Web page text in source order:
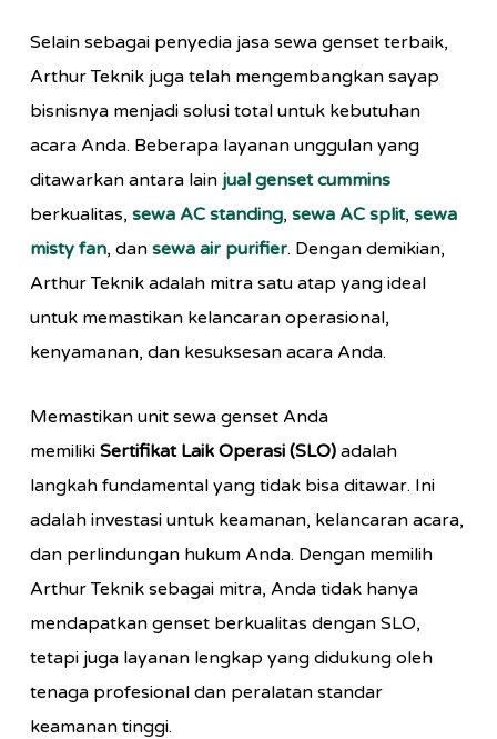
Selain sebagai penyedia jasa sewa genset terbaik,
Arthur Teknik juga telah mengembangkan sayap
bisnisnya menjadi solusi total untuk kebutuhan
acara Anda. Beberapa layanan unggulan yang
ditawarkan antara lain jual genset cummins
berkualitas, sewa AC standing, sewa AC split, sewa
misty fan, dan sewa air purifier. Dengan demikian,
Arthur Teknik adalah mitra satu atap yang ideal
untuk memastikan kelancaran operasional,
kenyamanan, dan kesuksesan acara Anda.
Memastikan unit sewa genset Anda
memiliki Sertifikat Laik Operasi (SLO)adalah
langkah fundamental yang tidak bisa ditawar. Ini
adalah investasi untuk keamanan, kelancaran acara,
dan perlindungan hukum Anda. Dengan memilih
Arthur Teknik sebagai mitra, Anda tidak hanya
mendapatkan genset berkualitas dengan SLO,
tetapi juga layanan lengkap yang didukung oleh
tenaga profesional dan peralatan standar
keamanan tinggi.